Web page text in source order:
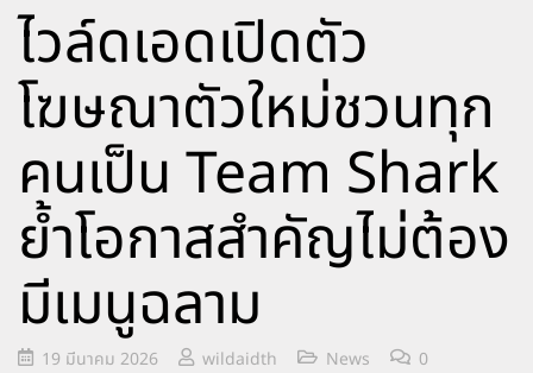
ไวล์ดเอดเปิดตัว
โฆษณาตัวใหม่ชวนทุก
คนเป็น Team Shark
ย้ำโอกาสสำคัญไม่ต้อง
มีเมนูฉลาม
19 มีนาคม 2026 wildaidth News 0